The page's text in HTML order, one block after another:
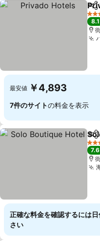
シ
3 ホ
8.1
最安値 ￥4,893
7件のサイトの料金を表示
シ
4 ホ
7.6
正確な料金を確認するには
さい